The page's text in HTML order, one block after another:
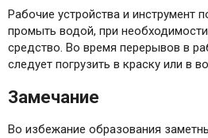
Рабочие устройства и инструмент
промыть водой, при
средство. Во время перерывов в
следует погрузить в краску или в
Замечание
Во избежание образования